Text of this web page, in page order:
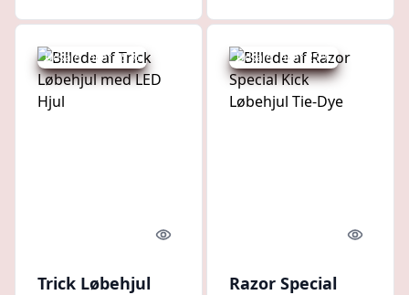
Udsalg - spar 25 %
Quick look
Trick Løbehjul
Udsalg - spar 25 %
Quick
Razor Special